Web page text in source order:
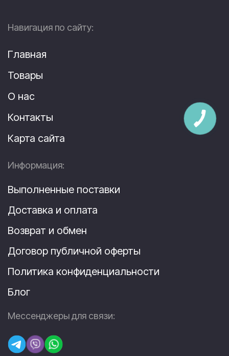
Навигация по сайту:
Главная
Товары
О нас
Контакты
Карта сайта
Информация:
Выполненные поставки
Доставка и оплата
Возврат и обмен
Договор публичной оферты
Политика конфиденциальности
Блог
Мессенджеры для связи: